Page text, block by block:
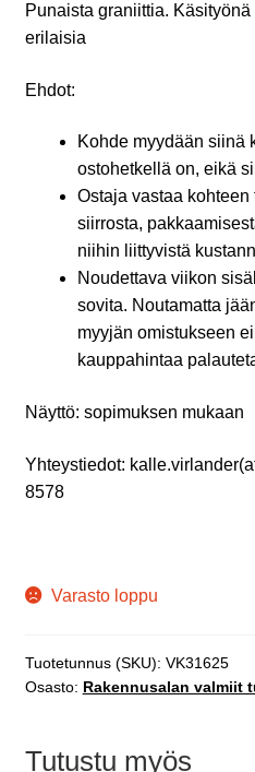
Punaista graniittia.
erilaisia
Ehdot:
Kohde myydään siinä
ostohetkellä on, eikä
Ostaja vastaa
siirrosta,
niihin liittyvistä
Noudettava viikon
sovita. Noutamatta
myyjän omistukseen
kauppahintaa
Näyttö: sopimuksen mukaan
Yhteystiedot:
8578
Varasto loppu
Tuotetunnus (SKU): VK31625
Osasto: Rakennusalan valmiit
Tutustu myös